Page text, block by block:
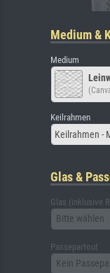
Medium &
Medium
Keilrahmen
Keilrahmen -
Glas &
Glas (inklusive
Bitte wählen
Passepartout
Kein